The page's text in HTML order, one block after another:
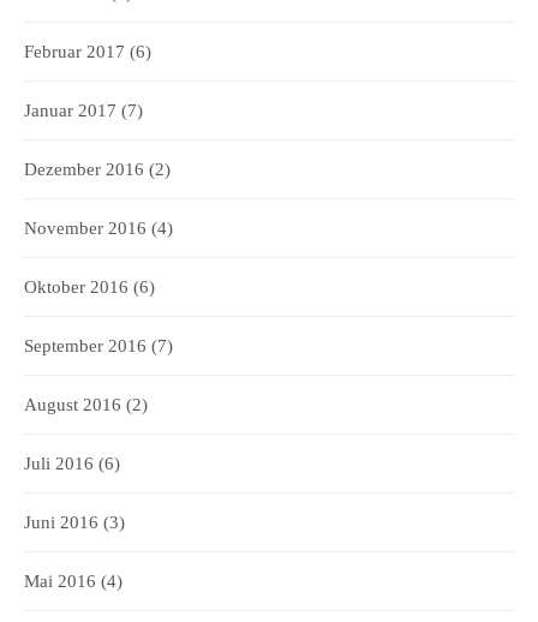
Februar 2017 (6)
Januar 2017 (7)
Dezember 2016 (2)
November 2016 (4)
Oktober 2016 (6)
September 2016 (7)
August 2016 (2)
Juli 2016 (6)
Juni 2016 (3)
Mai 2016 (4)